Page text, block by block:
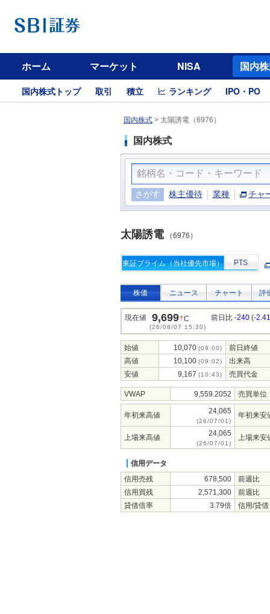
ホーム マーケット NISA 国内
国内株式トップ 取引 積立 ランキング IPO・PO
国内株式 > 太陽誘電（6976）
国内株式
さがす 株主優待 業種 チャ
太陽誘電（6976）
東証プライム（当社優先市場） PTS
株価 ニュース チャート 評
現在値 9,699↑C
(26/08/07 15:30)
前日比 -240 (-
始値 10,070 (09:00)
前日終値
高値
10,100 (09:02)
出来高
安値
9,167 (10:43) 売買代金
VWAP 9,559.2052 売買単位
年初来高値 24,065
(26/07/01)
年初来安
上場来高値 24,065
(26/07/01)
上場来安
信用データ
信用売残
678,500
前週比
信用買残
2,571,300
前週比
貸借倍率
3.79倍 信用/貸借